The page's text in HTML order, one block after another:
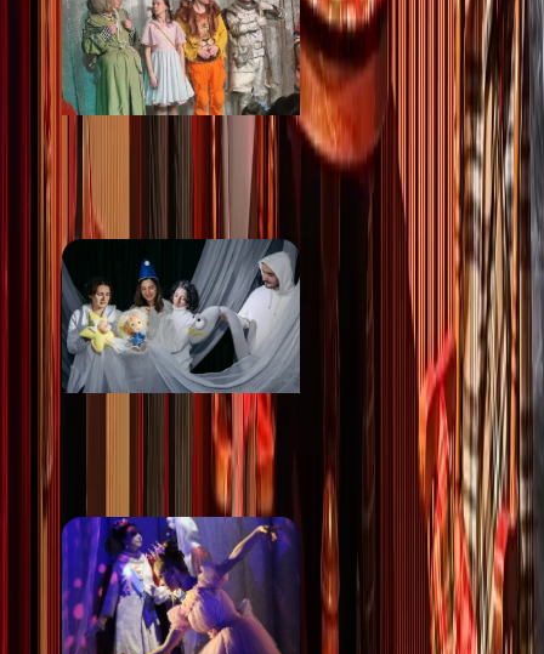
Театральная долина
от 1 000 ₽